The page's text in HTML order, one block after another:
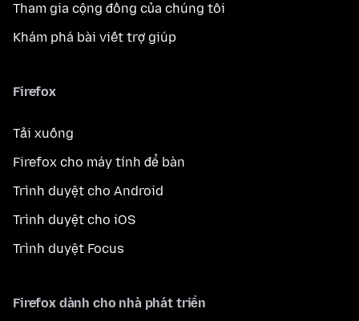
Tham gia cộng đồng của chúng tôi
Khám phá bài viết trợ giúp
Firefox
Tải xuống
Firefox cho máy tính để bàn
Trình duyệt cho Android
Trình duyệt cho iOS
Trình duyệt Focus
Firefox dành cho nhà phát triển